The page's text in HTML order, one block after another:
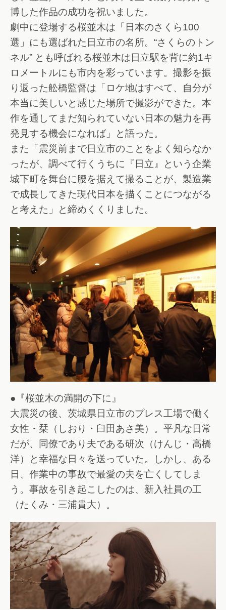
博した作品の成功を祝いました。
劇中に登場する桜並木は「日本のさくら100
選」にも選ばれた日立市の名所。“さくらのトン
ネル” とも呼ばれる桜並木は日立駅を背に約1キ
ロメートルにも市内を彩っています。撮影を振
り返った舩橋監督は「ロケ地はすべて、自分が
本当に美しいと感じた場所で撮影ができた。本
作を通してまだ知られていない日本の魅力を再
発見する機会になれば」と語った。
また「震災前まで日立市のことをよく知らなか
ったが、調べて行くうちに『日立』という企業
城下町を舞台に腰を据えて撮ることが、製造業
で成長してきた現代日本を描くことにつながる
と考えた」と締めくくりました。
●『桜並木の満開の下に』
大震災の後、茨城県日立市のプレス工場で働く
女性・栞（しおり・臼田あさ美）。平凡な日常
だが、同僚であり夫である研次（けんじ・高橋
洋）と幸福な日々を送っていた。しかし、ある
日、作業中の事故で最愛の夫を亡くしてしま
う。事故を引き起こしたのは、新入社員の工
（たくみ・三浦貴大）。